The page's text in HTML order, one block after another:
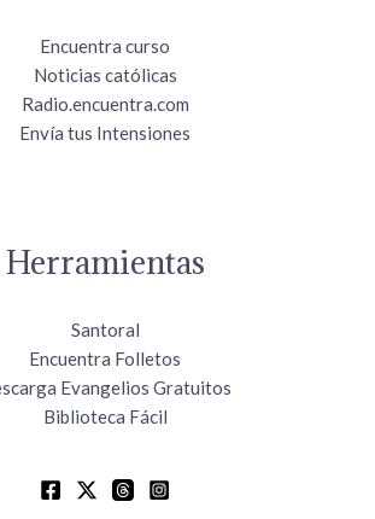
Encuentra curso
Noticias católicas
Radio.encuentra.com
Envía tus Intensiones
Herramientas
Santoral
Encuentra Folletos
Evangelios Gratuitos
Biblioteca Fácil